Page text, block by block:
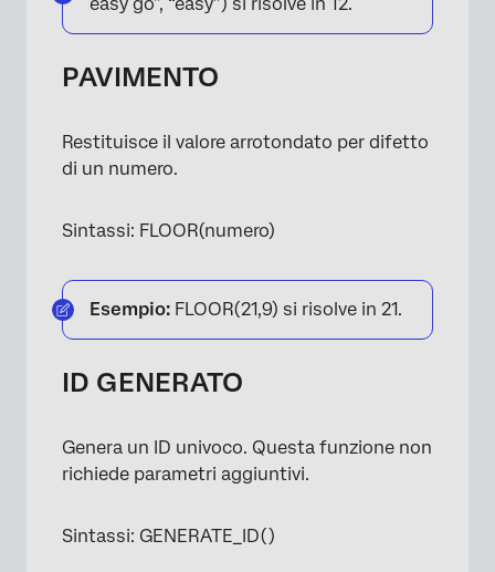
PAVIMENTO
Restituisce il valore arrotondato per difetto
di un numero.
Sintassi: FLOOR(numero)
Esempio: FLOOR(21,9) si risolve in 21.
ID GENERATO
Genera un ID univoco. Questa funzione non
richiede parametri aggiuntivi.
Sintassi: GENERATE_ID()